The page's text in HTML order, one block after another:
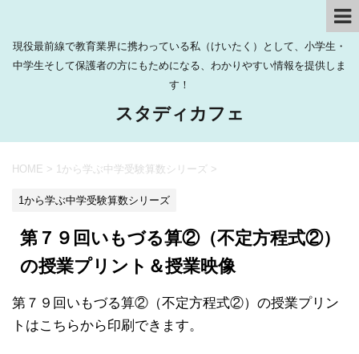
現役最前線で教育業界に携わっている私（けいたく）として、小学生・
中学生そして保護者の方にもためになる、わかりやすい情報を提供しま
す！
スタディカフェ
HOME > 1から学ぶ中学受験算数シリーズ >
1から学ぶ中学受験算数シリーズ
第７９回いもづる算②（不定方程式②）
の授業プリント＆授業映像
第７９回いもづる算②（不定方程式②）の授業プリン
トはこちらから印刷できます。